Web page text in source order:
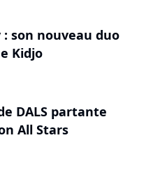
son nouveau duo
Kidjo
DALS partante
All Stars